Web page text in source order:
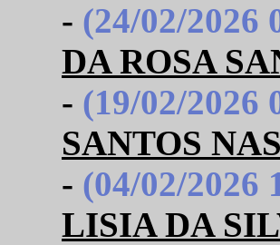
- (24/02/2026
DA ROSA
- (19/02/2026
SANTOS
- (04/02/2026
LISIA DA